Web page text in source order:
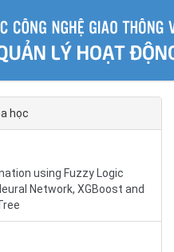
học
using Fuzzy Logic
Network, XGBoost and